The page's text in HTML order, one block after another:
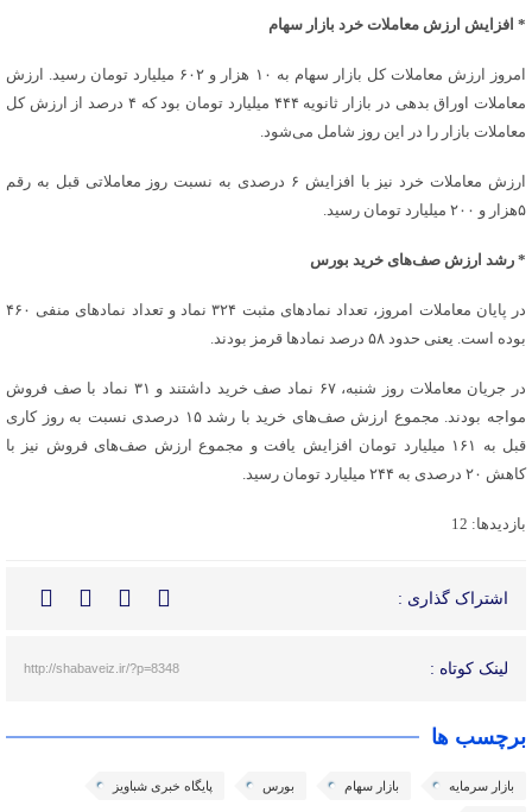
* افزایش ارزش معاملات خرد بازار سهام
امروز ارزش معاملات کل بازار سهام به ۱۰ هزار و ۶۰۲ میلیارد تومان رسید. ارزش
معاملات اوراق بدهی در بازار ثانویه ۴۴۴ میلیارد تومان بود که ۴ درصد از ارزش کل
معاملات بازار را در این روز شامل می‌شود.
ارزش معاملات خرد نیز با افزایش ۶ درصدی به نسبت روز معاملاتی قبل به رقم
۵هزار و ۲۰۰ میلیارد تومان رسید.
* رشد ارزش صف‌های خرید بورس
در پایان معاملات امروز، تعداد نمادهای مثبت ۳۲۴ نماد و تعداد نمادهای منفی ۴۶۰
بوده است. یعنی حدود ۵۸ درصد نمادها قرمز بودند.
در جریان معاملات روز شنبه، ۶۷ نماد صف خرید داشتند و ۳۱ نماد با صف‌ فروش
مواجه بودند. مجموع ارزش صف‌های خرید با رشد ۱۵ درصدی نسبت به روز کاری
قبل به ۱۶۱ میلیارد تومان افزایش یافت و مجموع ارزش صف‌های فروش نیز با
کاهش ۲۰ درصدی به ۲۴۴ میلیارد تومان رسید.
بازدیدها: 12
اشتراک گذاری :
لینک کوتاه : http://shabaveiz.ir/?p=8348
برچسب ها
بازار سرمایه بازار سهام بورس پایگاه خبری شباویز